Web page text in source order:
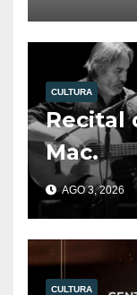
CULTURA
Recital
Mac.
AGO 3, 2026
CULTURA